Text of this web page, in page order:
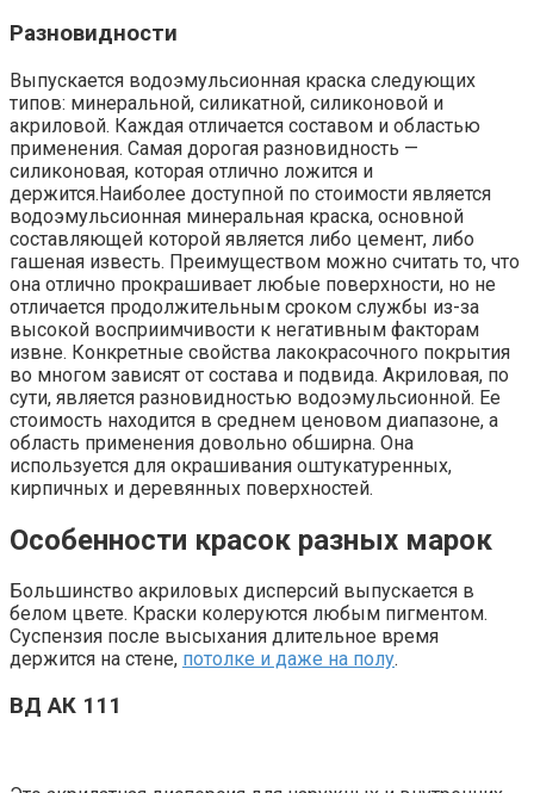
Разновидности
Выпускается водоэмульсионная краска следующих
типов: минеральной, силикатной, силиконовой и
акриловой. Каждая отличается составом и областью
применения. Самая дорогая разновидность —
силиконовая, которая отлично ложится и
держится.Наиболее доступной по стоимости является
водоэмульсионная минеральная краска, основной
составляющей которой является либо цемент, либо
гашеная известь. Преимуществом можно считать то, что
она отлично прокрашивает любые поверхности, но не
отличается продолжительным сроком службы из-за
высокой восприимчивости к негативным факторам
извне. Конкретные свойства лакокрасочного покрытия
во многом зависят от состава и подвида. Акриловая, по
сути, является разновидностью водоэмульсионной. Ее
стоимость находится в среднем ценовом диапазоне, а
область применения довольно обширна. Она
используется для окрашивания оштукатуренных,
кирпичных и деревянных поверхностей.
Особенности красок разных марок
Большинство акриловых дисперсий выпускается в
белом цвете. Краски колеруются любым пигментом.
Суспензия после высыхания длительное время
держится на стене, потолке и даже на полу.
ВД АК 111